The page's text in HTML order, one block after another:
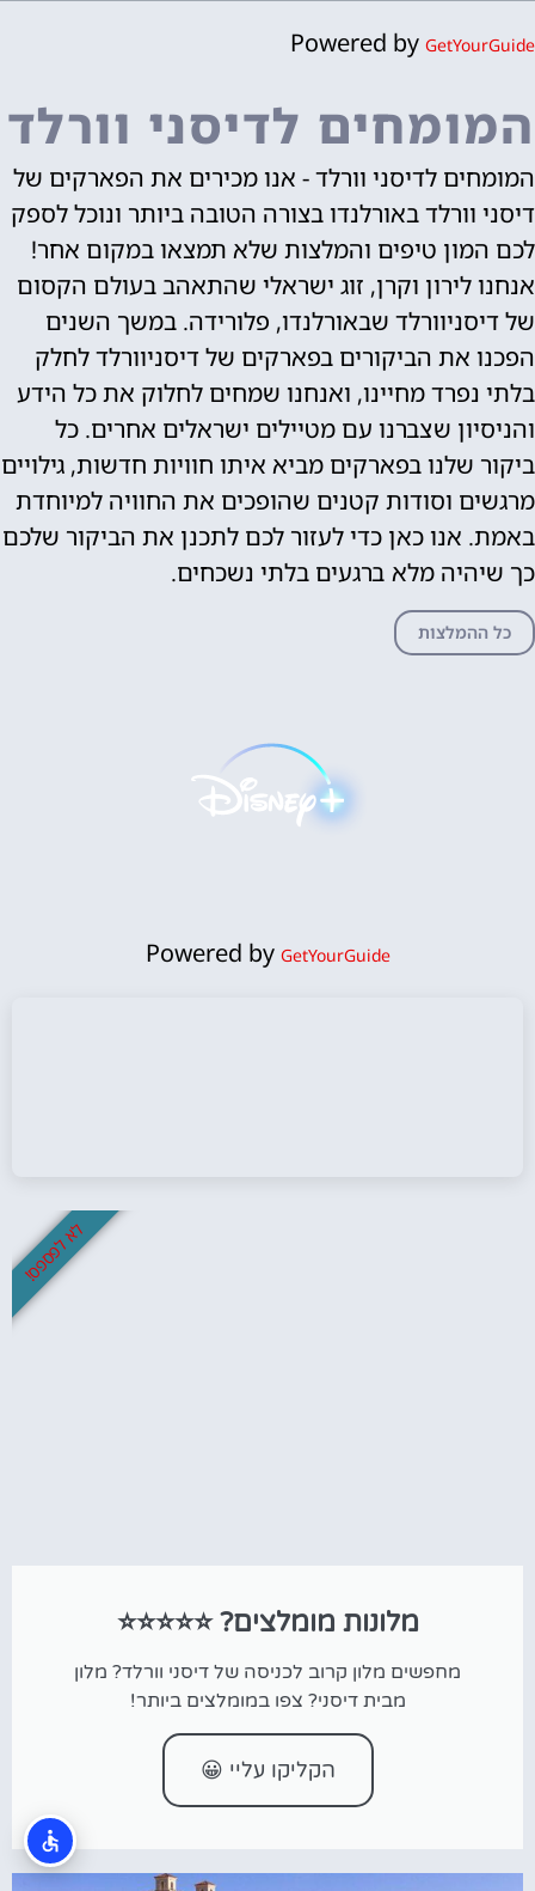
Powered by GetYourGuide
המומחים לדיסני וורלד
המומחים לדיסני וורלד - אנו מכירים את הפארקים של
דיסני וורלד באורלנדו בצורה הטובה ביותר ונוכל לספק
לכם המון טיפים והמלצות שלא תמצאו במקום אחר!
אנחנו לירון וקרן, זוג ישראלי שהתאהב בעולם הקסום
של דיסניוורלד שבאורלנדו, פלורידה. במשך השנים
הפכנו את הביקורים בפארקים של דיסניוורלד לחלק
בלתי נפרד מחיינו, ואנחנו שמחים לחלוק את כל הידע
והניסיון שצברנו עם מטיילים ישראלים אחרים. כל
ביקור שלנו בפארקים מביא איתו חוויות חדשות, גילויים
מרגשים וסודות קטנים שהופכים את החוויה למיוחדת
באמת. אנו כאן כדי לעזור לכם לתכנן את הביקור שלכם
כך שיהיה מלא ברגעים בלתי נשכחים.
כל ההמלצות
Powered by GetYourGuide
מלונות מומלצים? ⭐⭐⭐⭐⭐
מחפשים מלון קרוב לכניסה של דיסני וורלד? מלון
מבית דיסני? צפו במומלצים ביותר!
הקליקו עליי 😀
לא לפספס!